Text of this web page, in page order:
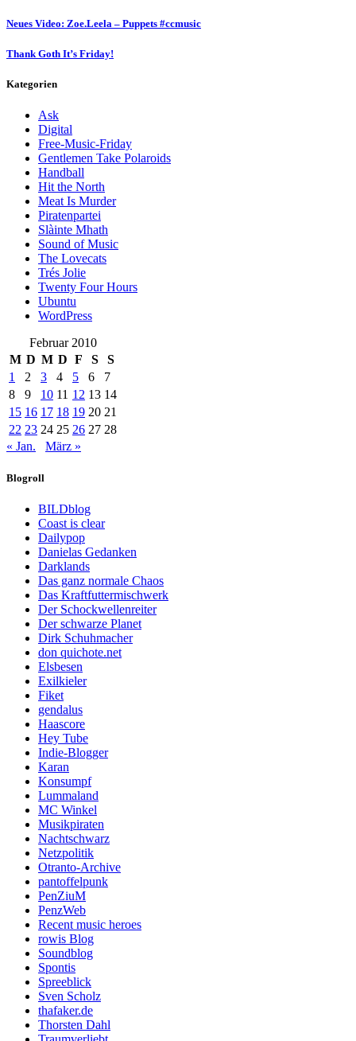
Neues Video: Zoe.Leela – Puppets #ccmusic
Thank Goth It’s Friday!
Kategorien
Ask
Digital
Free-Music-Friday
Gentlemen Take Polaroids
Handball
Hit the North
Meat Is Murder
Piratenpartei
Slàinte Mhath
Sound of Music
The Lovecats
Trés Jolie
Twenty Four Hours
Ubuntu
WordPress
Februar 2010
M D M D F S
S
1
2 3 4 5 6
7
8
9 10 11 12 13 14
15 16 17 18 19 20 21
22 23 24 25 26 27 28
« Jan.
März »
Blogroll
BILDblog
Coast is clear
Dailypop
Danielas Gedanken
Darklands
Das ganz normale Chaos
Das Kraftfuttermischwerk
Der Schockwellenreiter
Der schwarze Planet
Dirk Schuhmacher
don quichote.net
Elsbesen
Exilkieler
Fiket
gendalus
Haascore
Hey Tube
Indie-Blogger
Karan
Konsumpf
Lummaland
MC Winkel
Musikpiraten
Nachtschwarz
Netzpolitik
Otranto-Archive
pantoffelpunk
PenZiuM
PenzWeb
Recent music heroes
rowis Blog
Soundblog
Spontis
Spreeblick
Sven Scholz
thafaker.de
Thorsten Dahl